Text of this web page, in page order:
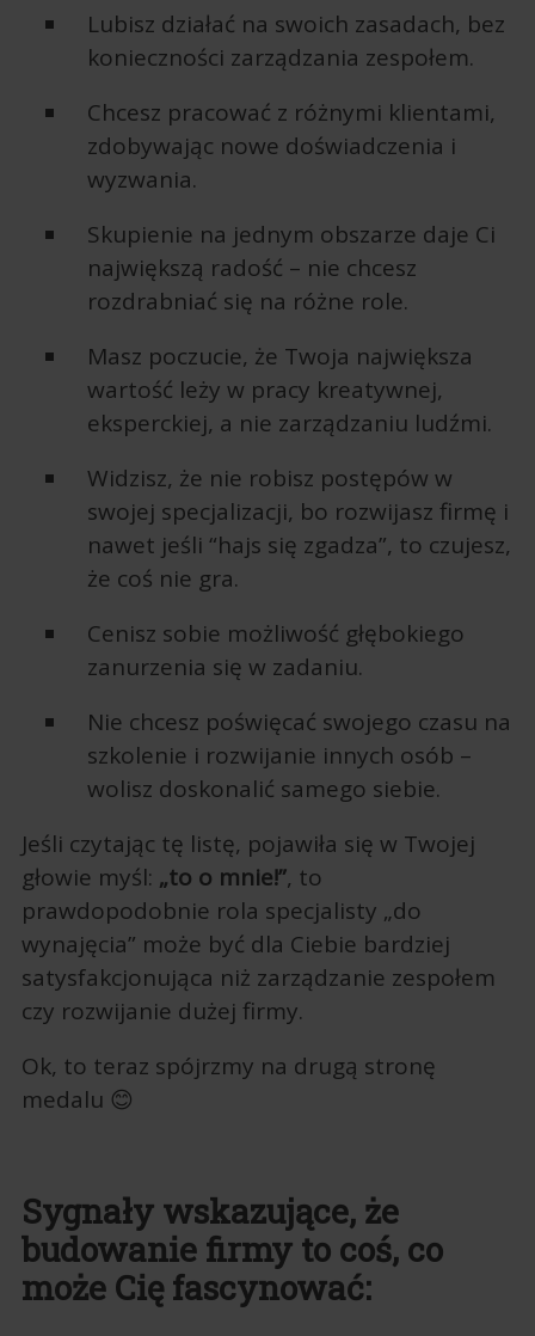
Lubisz działać na swoich zasadach, bez
konieczności zarządzania zespołem.
Chcesz pracować z różnymi klientami,
zdobywając nowe doświadczenia i
wyzwania.
Skupienie na jednym obszarze daje Ci
największą radość – nie chcesz
rozdrabniać się na różne role.
Masz poczucie, że Twoja największa
wartość leży w pracy kreatywnej,
eksperckiej, a nie zarządzaniu ludźmi.
Widzisz, że nie robisz postępów w
swojej specjalizacji, bo rozwijasz firmę i
nawet jeśli “hajs się zgadza”, to czujesz,
że coś nie gra.
Cenisz sobie możliwość głębokiego
zanurzenia się w zadaniu.
Nie chcesz poświęcać swojego czasu na
szkolenie i rozwijanie innych osób –
wolisz doskonalić samego siebie.
Jeśli czytając tę listę, pojawiła się w Twojej
głowie myśl: „to o mnie!”, to
prawdopodobnie rola specjalisty „do
wynajęcia” może być dla Ciebie bardziej
satysfakcjonująca niż zarządzanie zespołem
czy rozwijanie dużej firmy.
Ok, to teraz spójrzmy na drugą stronę
medalu 😊
Sygnały wskazujące, że
budowanie firmy to coś, co
może Cię fascynować: